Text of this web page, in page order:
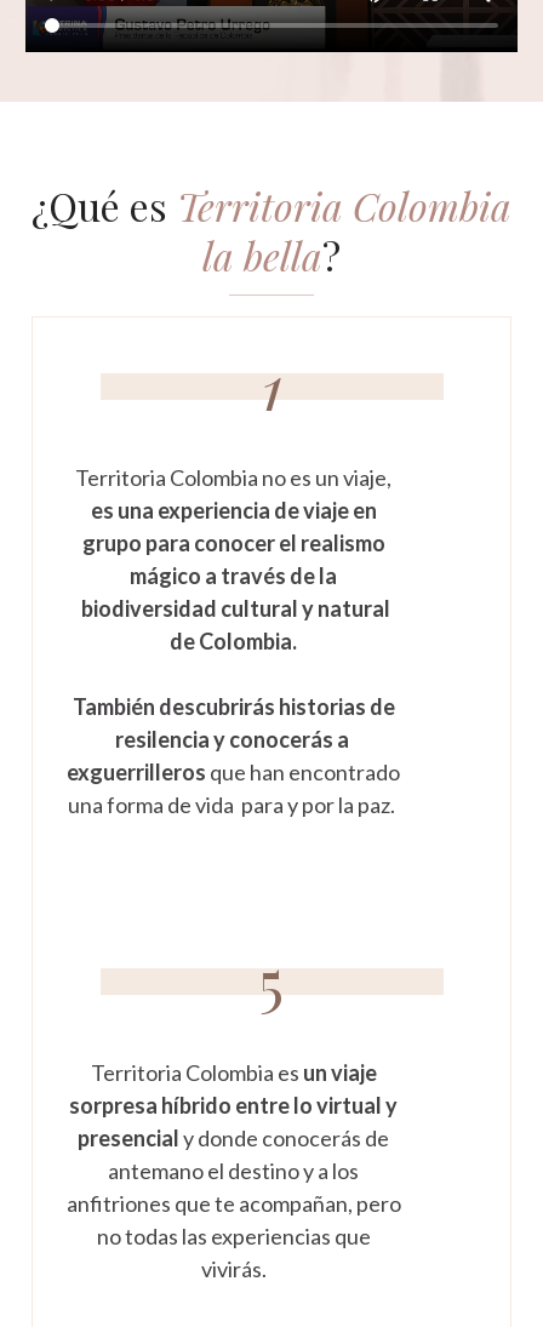
¿Qué es Territoria Colombia
la bella?
1
Territoria Colombia no es un viaje,
es una experiencia de viaje en
grupo para conocer el realismo
mágico a través de la
biodiversidad cultural y natural
de Colombia.
También descubrirás historias de
resilencia y conocerás a
exguerrilleros que han encontrado
una forma de vida para y por la paz.
5
Territoria Colombia es un viaje
sorpresa híbrido entre lo virtual y
presencialy donde conocerás de
antemano el destino y a los
anfitriones que te acompañan, pero
no todas las experiencias que
vivirás.